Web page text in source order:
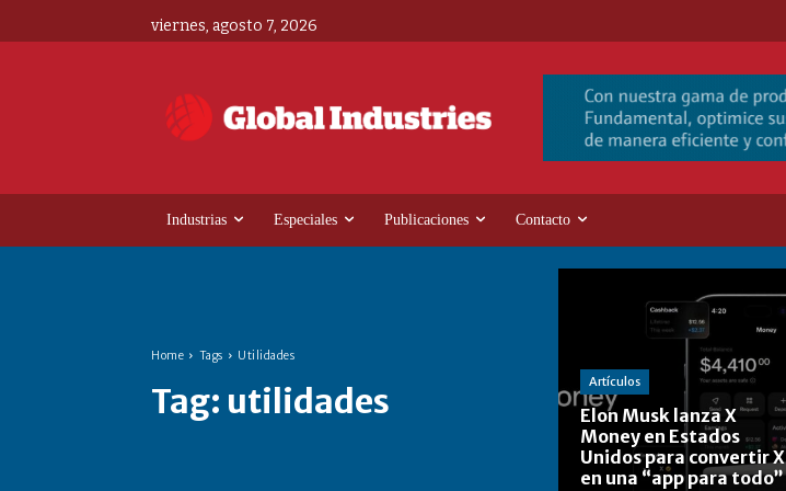
viernes, agosto 7, 2026
Industrias Especiales Publicaciones Contacto
Home Tags Utilidades
Tag: utilidades Artículos
Elon Musk lanza X
Money en Estados
Unidos para convertir X
en una “app para todo”